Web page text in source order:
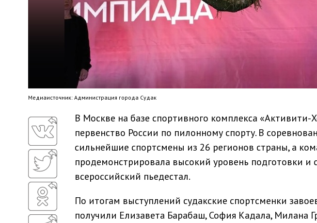
Медиaисточник: Администрация города Судак
В Москве на базе спортивного комплекса
первенство России по пилонному спорту. В
сильнейшие спортсмены из 26 регионов страны, а
продемонстрировала высокий уровень подготовки и
всероссийский пьедестал.
По итогам выступлений судакские спортсменки
получили Елизавета Барабаш, София Кадала, Милана